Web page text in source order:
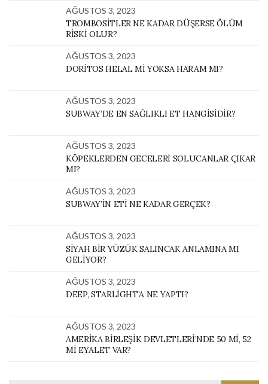
AĞUSTOS 3, 2023
TROMBOSITLER NE KADAR DÜŞERSE ÖLÜM
RISKI OLUR?
AĞUSTOS 3, 2023
DORITOS HELAL MI YOKSA HARAM MI?
AĞUSTOS 3, 2023
SUBWAY’DE EN SAĞLIKLI ET HANGISIDIR?
AĞUSTOS 3, 2023
KÖPEKLERDEN GECELERI SOLUCANLAR ÇIKAR
MI?
AĞUSTOS 3, 2023
SUBWAY’IN ETI NE KADAR GERÇEK?
AĞUSTOS 3, 2023
SIYAH BIR YÜZÜK SALINCAK ANLAMINA MI
GELIYOR?
AĞUSTOS 3, 2023
DEEP, STARLIGHT’A NE YAPTI?
AĞUSTOS 3, 2023
AMERIKA BIRLEŞIK DEVLETLERI’NDE 50 MI, 52
MI EYALET VAR?